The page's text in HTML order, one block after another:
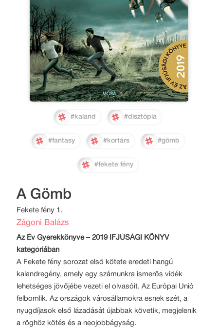
#kaland #disztópia
#fantasy #kortárs #gömb
#fekete fény
A Gömb
Fekete fény 1.
Zágoni Balázs
Az Év Gyerekkönyve – 2019 IFJÚSÁGI KÖNYV
kategóriában
A Fekete fény sorozat első kötete eredeti hangú
kalandregény, amely egy számunkra ismerős vidék
lehetséges jövőjébe vezeti el olvasóit. Az Európai Unió
felbomlik. Az országok városállamokra esnek szét, a
nyugdíjasok első lázadását újabbak követik, megjelenik
a röghöz kötés és a neojobbágyság.